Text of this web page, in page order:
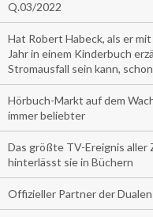
Q.03/2022
Hat Robert Habeck, als er
Jahr in einem Kinderbuch
Stromausfall sein kann,
Hörbuch-Markt auf dem
immer beliebter
Das größte TV-Ereignis aller
hinterlässt sie in Büchern
Offizieller Partner der